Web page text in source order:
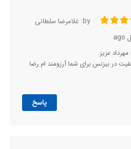
by: غلامرضا سلطانی
مهرداد عزیز.
در بیزنس برای شما آرزومند ام‌ رضا
پاسخ